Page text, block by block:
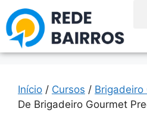
Início / Cursos / Brigadeiro
De Brigadeiro Gourmet